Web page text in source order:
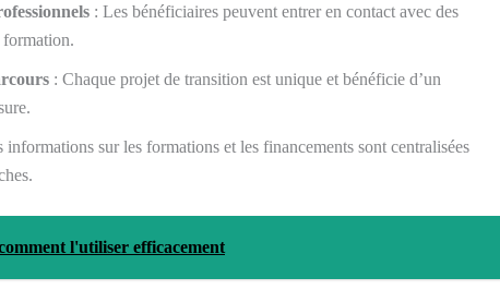
: Les bénéficiaires peuvent entrer en contact avec des
formation.
: Chaque projet de transition est unique et bénéficie d’un
informations sur les formations et les financements sont centralisées
l'utiliser efficacement